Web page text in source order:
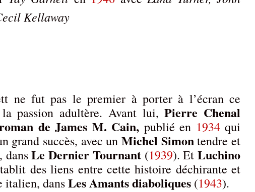
Kellaway
ne fut pas le premier à porter à l’écran ce
passion adultère. Avant lui,Pierre Chenal
de James M. Cain, publié en 1934qui
grand succès, avec un Michel Simontendre et
dansLe Dernier Tournant(1939). EtLuchino
des liens entre cette histoire déchirante et
italien, dansLes Amants diaboliques (1943).